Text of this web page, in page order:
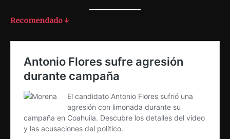
Recomendado ↓